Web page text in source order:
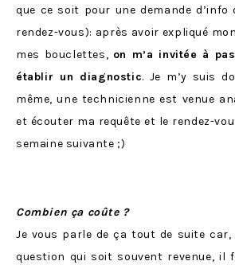
que ce soit pour une demande d’info
rendez-vous): après avoir expliqué
mes bouclettes, on m’a invitée à
établir un diagnostic. Je m’y suis
même, une technicienne est venue
et écouter ma requête et le rendez-
semaine suivante ;)
Combien ça coûte ?
Je vous parle de ça tout de suite car,
question qui soit souvent revenue, il